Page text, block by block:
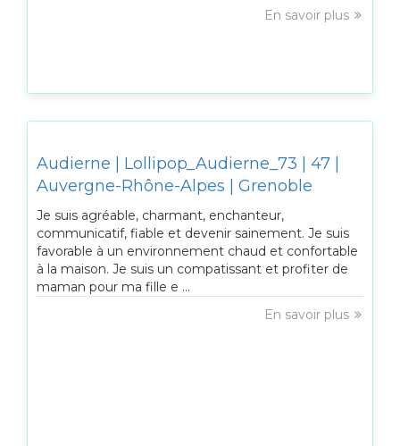
En savoir plus
Audierne | Lollipop_Audierne_73 | 47 |
Auvergne-Rhône-Alpes | Grenoble
Je suis agréable, charmant, enchanteur,
communicatif, fiable et devenir sainement. Je suis
favorable à un environnement chaud et confortable
à la maison. Je suis un compatissant et profiter de
maman pour ma fille e ...
En savoir plus